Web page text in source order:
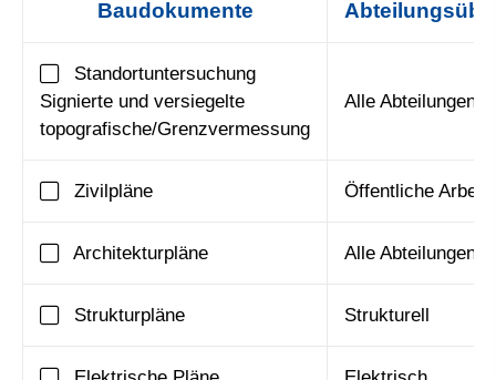
Baudokumente
Standortuntersuchung
Signierte und versiegelte
topografische/Grenzvermessung
Alle Abteilungen
Zivilpläne Öffentliche
Architekturpläne Alle Abteilungen
Strukturpläne Strukturell